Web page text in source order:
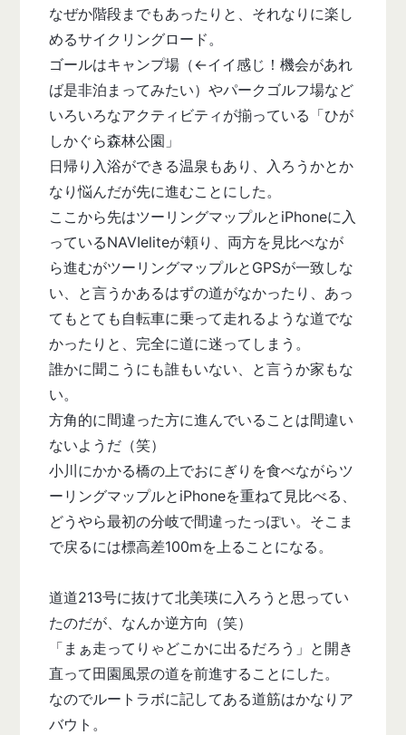
なぜか階段までもあったりと、それなりに楽し
めるサイクリングロード。
ゴールはキャンプ場（←イイ感じ！機会があれ
ば是非泊まってみたい）やパークゴルフ場など
いろいろなアクティビティが揃っている「ひが
しかぐら森林公園」
日帰り入浴ができる温泉もあり、入ろうかとか
なり悩んだが先に進むことにした。
ここから先はツーリングマップルとiPhoneに入
っているNAVIeliteが頼り、両方を見比べなが
ら進むがツーリングマップルとGPSが一致しな
い、と言うかあるはずの道がなかったり、あっ
てもとても自転車に乗って走れるような道でな
かったりと、完全に道に迷ってしまう。
誰かに聞こうにも誰もいない、と言うか家もな
い。
方角的に間違った方に進んでいることは間違い
ないようだ（笑）
小川にかかる橋の上でおにぎりを食べながらツ
ーリングマップルとiPhoneを重ねて見比べる、
どうやら最初の分岐で間違ったっぽい。そこま
で戻るには標高差100mを上ることになる。
道道213号に抜けて北美瑛に入ろうと思ってい
たのだが、なんか逆方向（笑）
「まぁ走ってりゃどこかに出るだろう」と開き
直って田園風景の道を前進することにした。
なのでルートラボに記してある道筋はかなりア
バウト。